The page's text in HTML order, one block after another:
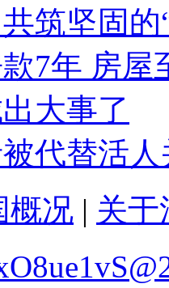
筑坚固的
7年 房屋
大事了
代替活
概况 | 关于